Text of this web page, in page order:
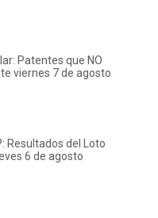
Patentes que NO
viernes 7 de agosto
Resultados del Loto
6 de agosto